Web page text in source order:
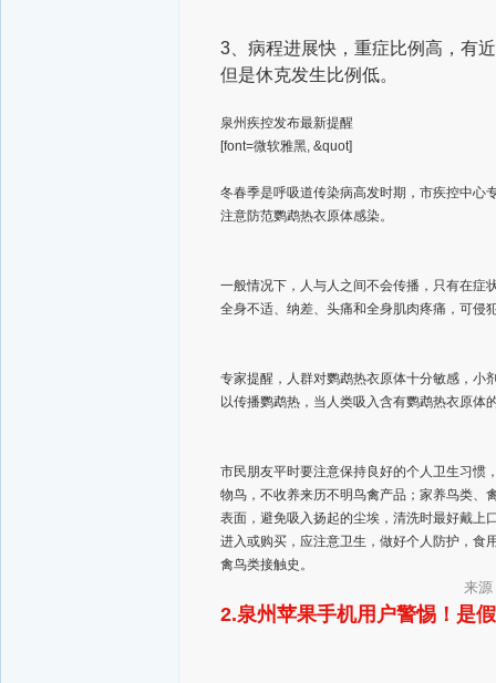
3、病程进展快，重症比例高，有
但是休克发生比例低。
泉州疾控发布最新提醒
[font=微软雅黑, &quot]
冬春季是呼吸道传染病高发时期，市疾控中心
注意防范鹦鹉热衣原体感染。
一般情况下，人与人之间不会传播，只有在症
全身不适、纳差、头痛和全身肌肉疼痛，可侵
专家提醒，人群对鹦鹉热衣原体十分敏感，小
以传播鹦鹉热，当人类吸入含有鹦鹉热衣原体
市民朋友平时要注意保持良好的个人卫生习惯
物鸟，不收养来历不明鸟禽产品；家养鸟类、
表面，避免吸入扬起的尘埃，清洗时最好戴上
进入或购买，应注意卫生，做好个人防护，食
禽鸟类接触史。
来源
2.泉州苹果手机用户警惕！是